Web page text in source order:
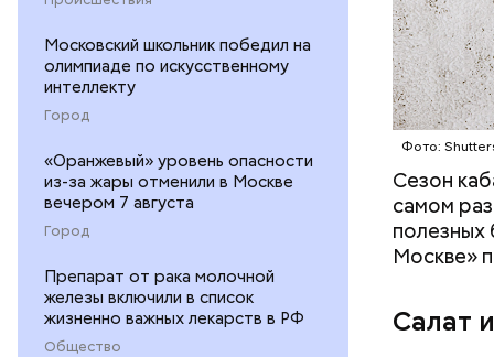
Московский школьник победил на
олимпиаде по искусственному
интеллекту
Город
«Оранжевый» уровень опасности
из-за жары отменили в Москве
вечером 7 августа
Город
Препарат от рака молочной
железы включили в список
жизненно важных лекарств в РФ
Общество
Фото:
Сезон
самом
полезных
Москве»
Салат
кожи;
плода.
ряда